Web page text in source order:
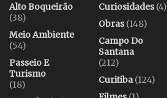
Alto Boqueirão
(38)
Meio Ambiente
(54)
Passeio E
Turismo
(18)
Curiosidades(4)
Obras(148)
Campo Do
Santana
(212)
Curitiba(124)